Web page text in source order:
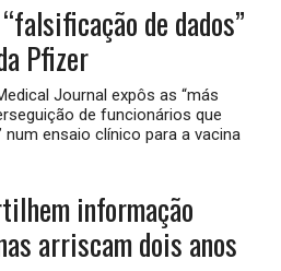
de dados”
Pfizer
Journal expôs as “más
de funcionários que
num ensaio clínico para a vacina
informação
arriscam dois anos